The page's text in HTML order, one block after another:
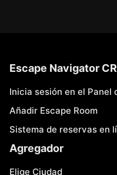
Escape Navigator
Inicia sesión en el Panel
Añadir Escape Room
Sistema de reservas en
Agregador
Elige Ciudad